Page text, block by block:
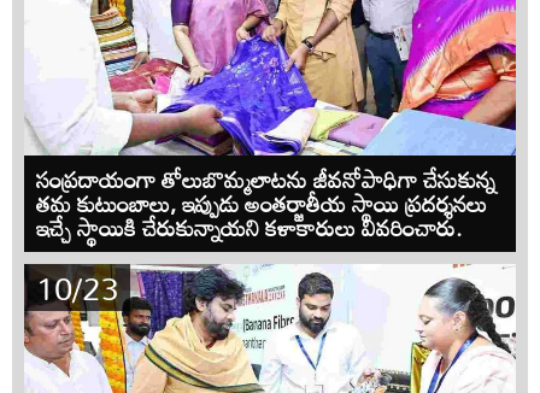
సంప్రదాయంగా తోలుబొమ్మలాటను జీవనోపాధిగా చేసుకున్న
తమ కుటుంబాలు, ఇప్పుడు అంతర్జాతీయ స్థాయి ప్రదర్శనలు
ఇచ్చే స్థాయికి చేరుకున్నాయని కళాకారులు వివరించారు.
10/23